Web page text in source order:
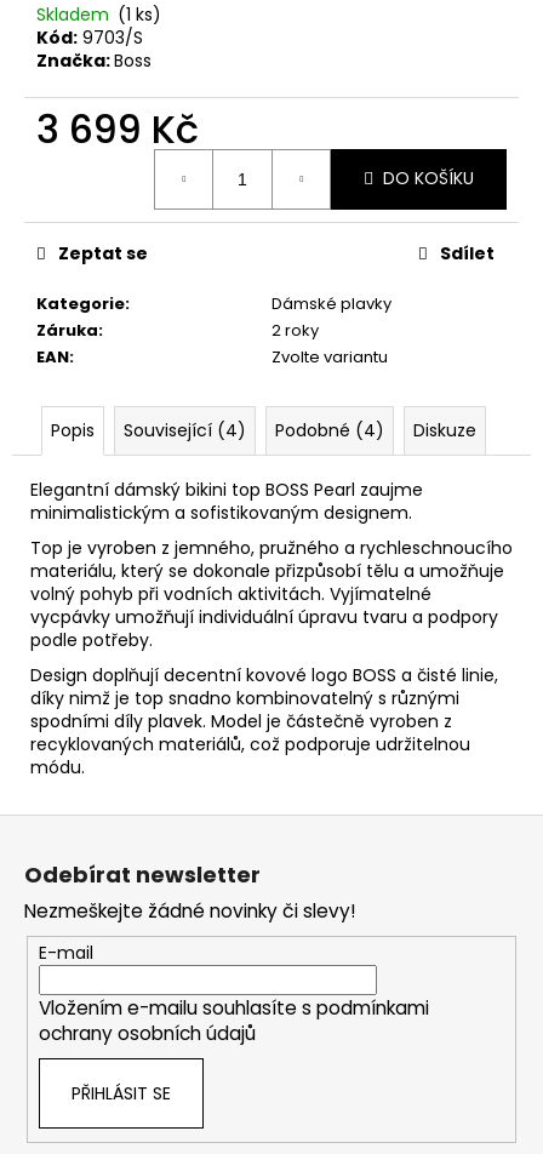
Skladem (1 ks)
Kód: 9703/S
Značka:Boss
3 699 Kč
DO KOŠÍKU
Kategorie:
Dámské plavky
Záruka:
2 roky
EAN: Zvolte variantu
Zeptat se Sdílet
Popis Související (4) Podobné (4) Diskuze
Elegantní dámský bikini top BOSS Pearl zaujme
minimalistickým a sofistikovaným designem.
Top je vyroben z jemného, pružného a rychleschnoucího
materiálu, který se dokonale přizpůsobí tělu a umožňuje
volný pohyb při vodních aktivitách. Vyjímatelné
vycpávky umožňují individuální úpravu tvaru a podpory
podle potřeby.
Design doplňují decentní kovové logo BOSS a čisté linie,
díky nimž je top snadno kombinovatelný s různými
spodními díly plavek. Model je částečně vyroben z
recyklovaných materiálů, což podporuje udržitelnou
módu.
Z
Odebírat newsletter
Nezmeškejte žádné novinky či slevy!
E-mail
Vložením e-mailu souhlasíte s podmínkami
ochrany osobních údajů
PŘIHLÁSIT SE